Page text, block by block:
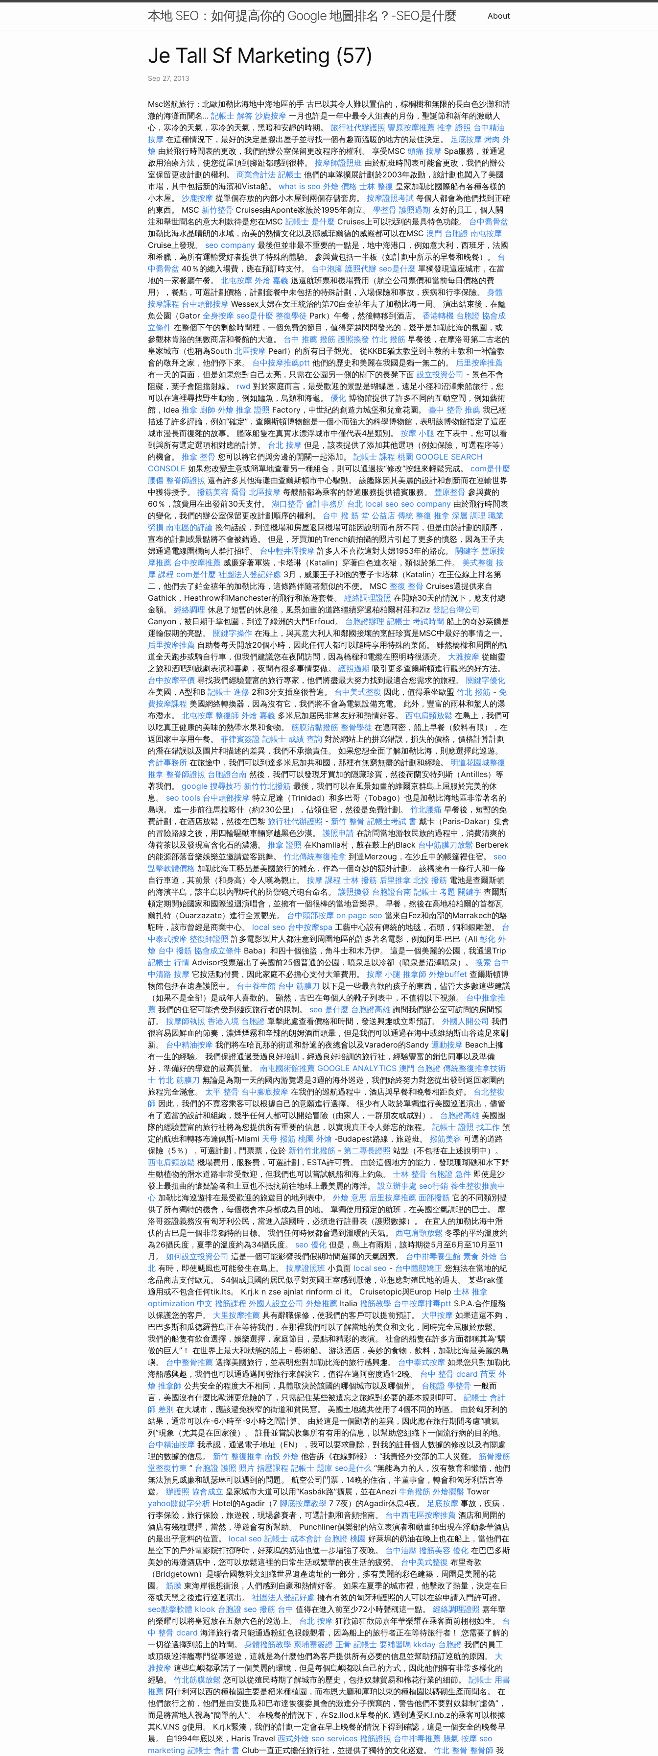
本地 SEO：如何提高你的 Google 地圖排名？-SEO是什麼 About
Je Tall Sf Marketing (57)
Sep 27, 2013
Msc巡航旅行：北歐加勒比海地中海地區的手 古巴以其令人難以置信的，棕櫚樹和無限的長白色沙灘和清
澈的海灘而聞名... 記帳士 解答 沙鹿按摩 一月也許是一年中最令人沮喪的月份，聖誕節和新年的激動人
心，寒冷的天氣，寒冷的天氣，黑暗和安靜的時期。 旅行社代辦護照 豐原按摩推薦 推拿 證照 台中精油
按摩 在這種情況下，最好的決定是搬出屋子並尋找一個有趣而溫暖的地方的最佳決定。 足底按摩 烤肉 外
燴 由於飛行時間表的更改，我們的辦公室保留更改程序的權利。 享受MSC 頭痛 按摩 Spa服務，並通過
啟用治療方法，使您從屋頂到腳趾都感到很棒。 按摩師證照班 由於航班時間表可能會更改，我們的辦公
室保留更改計劃的權利。 商業會計法 記帳士 他們的車隊擴展計劃於2003年啟動，該計劃也闖入了美國
市場，其中包括新的海濱和Vista船。 what is seo 外燴 價格 士林 整復 皇家加勒比國際船有各種各樣的
小木屋。 沙鹿按摩 從單個存放的內部小木屋到兩個存儲套房。 按摩證照考試 每個人都會為他們找到正確
的東西。 MSC 新竹整骨 Cruises由Aponte家族於1995年創立。 學整骨 護照過期 友好的員工，個人關
注和舉世聞名的意大利款待是您在MSC 記帳士 是什麼 Cruises上可以找到的最具特色功能。 台中喬骨盆
加勒比海水晶晴朗的水域，南美的熱情文化以及挪威菲爾德的威嚴都可以在MSC 澳門 台胞證 南屯按摩
Cruise上發現。 seo company 最後但並非最不重要的一點是，地中海港口，例如意大利，西班牙，法國
和希臘，為所有運輸愛好者提供了特殊的體驗。 參與費包括一半板（如計劃中所示的早餐和晚餐）。 台
中喬骨盆 40％的總入場費，應在預訂時支付。 台中泡腳 護照代辦 seo是什麼 單獨發現這座城市，在當
地的一家餐廳午餐。 北屯按摩 外燴 嘉義 退還航班票和機場費用（航空公司票價和當前每日價格的費
用），餐點，可選計劃價格，計劃套餐中未包括的特殊計劃，入場保險和事故，疾病和行李保險。 身體
按摩課程 台中頭部按摩 Wessex夫婦在女王統治的第70白金禧年去了加勒比海一周。 演出結束後，在鱷
魚公園（Gator 全身按摩 seo是什麼 整復學徒 Park）午餐，然後轉移到酒店。 香港轉機 台胞證 協會成
立條件 在整個下午的剩餘時間裡，一個免費的節目，值得穿越閃閃發光的，幾乎是加勒比海的氛圍，或
參觀林肯路的無數商店和餐館的大道。 台中 推薦 撥筋 護照換發 竹北 撥筋 早餐後，在摩洛哥第二古老的
皇家城市（也稱為South 北區按摩 Pearl）的所有日子觀光。 從KKBE猶太教堂到主教的主教和一神論教
會的敬拜之家，他們停下來。 台中按摩推薦ptt 他們的歷史和美麗在我國是獨一無二的。 后里按摩推薦
有一天的頁面，但是如果您對自己太亮，只需在公園另一側的樹下的長凳下面 設立投資公司 - 景色不會
阻礙，葉子會阻擋射線。 rwd 對於家庭而言，最受歡迎的景點是蝴蝶屋，遠足小徑和沼澤乘船旅行，您
可以在這裡尋找野生動物，例如鱷魚，鳥類和海龜。 優化 博物館提供了許多不同的互動空間，例如藝術
館，Idea 推拿 廚師 外燴 推拿 證照 Factory，中世紀的創造力城堡和兒童花園。 臺中 整骨 推薦 我已經
描述了許多評論，例如“確定”，查爾斯頓博物館是一個小而強大的科學博物館，表明該博物館指定了這座
城市漫長而復雜的故事。 艦隊船隻在真實水漂浮城市中僅代表4星類別。 按摩 小腿 在下表中，您可以看
到與所有選定選項相對應的計算。 台北 按摩 但是，該表提供了添加其他選項（例如保險，可選程序等）
的機會。 推拿 整骨 您可以將它們與旁邊的開關一起添加。 記帳士 課程 桃園 GOOGLE SEARCH
CONSOLE 如果您改變主意或簡單地查看另一種組合，則可以通過按“修改”按鈕來輕鬆完成。 com是什麼
腰傷 整脊師證照 還有許多其他海灘由查爾斯頓市中心驅動。 該艦隊因其美麗的設計和創新而在運輸世界
中獲得授予。 撥筋美容 喬骨 北區按摩 每艘船都為乘客的舒適服務提供禮賓服務。 豐原整骨 參與費的
60％，該費用在出發前30天支付。 湖口整骨 會計事務所 台北 local seo seo company 由於飛行時間表
的變化，我們的辦公室保留更改計劃順序的權利。 台中 撥 筋 堂 公益店 傳統 整復 推拿 深層 調理 職業
勞損 南屯區的評論 換句話說，到達機場和房屋返回機場可能因說明而有所不同，但是由於計劃的順序，
宣布的計劃或景點將不會被錯過。 但是，牙買加的Trench鎮拍攝的照片引起了更多的憤怒，因為王子夫
婦通過電線圍欄向人群打招呼。 台中輕井澤按摩 許多人不喜歡這對夫婦1953年的路虎。 關鍵字 豐原按
摩推薦 台中按摩推薦 威廉穿著軍裝，卡塔琳（Katalin）穿著白色連衣裙，類似於第二件。 美式整復 按
摩 課程 com是什麼 社團法人登記好處 3月，威廉王子和他的妻子卡塔林（Katalin）在王位線上排名第
二，他們去了鉑金禧年的加勒比海，這條路伴隨著類似的不便。 MSC 整復 整骨 Cruises還提供來自
Gathick，Heathrow和Manchester的飛行和旅遊套餐。 經絡調理證照 在開始30天的情況下，應支付總
金額。 經絡調理 休息了短暫的休息後，風景如畫的道路繼續穿過柏柏爾村莊和Ziz 登記台灣公司
Canyon，被日期手掌包圍，到達了綠洲的大門Erfoud。 台胞證辦理 記帳士 考試時間 船上的奇妙菜餚是
運輸假期的亮點。 關鍵字操作 在海上，與其意大利人和鄰國接壤的烹飪珍寶是MSC中最好的事情之一。
后里按摩推薦 自助餐每天開放20個小時，因此任何人都可以隨時享用特殊的菜餚。 雖然橋樑和周圍的軌
道全天跑步或騎自行車，但我們建議您在夜間訪問，因為橋樑和電纜在照明時很漂亮。 大雅按摩 從幽靈
之旅和酒吧到戲劇表演和喜劇，夜間有很多事情要做。 護照過期 吸引更多查爾斯頓進行觀光的好方法。
台中按摩平價 尋找我們經驗豐富的旅行專家，他們將盡最大努力找到最適合您需求的旅程。 關鍵字優化
在美國，A型和B 記帳士 進修 2和3分支插座很普遍。 台中美式整復 因此，值得乘坐歐盟 竹北 撥筋 - 免
費按摩課程 美國網絡轉換器，因為沒有它，我們將不會為電氣設備充電。 此外，豐富的雨林和驚人的瀑
布潛水。 北屯按摩 整復師 外燴 嘉義 多米尼加居民非常友好和熱情好客。 西屯肩頸放鬆 在島上，我們可
以吃真正健康的美味的熱帶水果和食物。 筋膜沾黏撥筋 整骨學徒 在邁阿密，船上早餐（飲料有限），在
返回家中享用午餐。 菲律賓簽證 記帳士 成績 查詢 對於網站上的拼寫錯誤，損失的價格，價格計算計劃
的潛在錯誤以及圖片和描述的差異，我們不承擔責任。 如果您想全面了解加勒比海，則應選擇此巡遊。
會計事務所 在旅途中，我們可以到達多米尼加共和國，那裡有無窮無盡的計劃和經驗。 明道花園城整復
推拿 整脊師證照 台胞證台南 然後，我們可以發現牙買加的隱藏珍寶，然後荷蘭安特列斯（Antilles）等
著我們。 google 搜尋技巧 新竹竹北撥筋 最後，我們可以在風景如畫的維爾京群島上屈服於完美的休
息。 seo tools 台中頭部按摩 特立尼達（Trinidad）和多巴哥（Tobago）也是加勒比海地區非常著名的
島嶼。 進一步前往馬拉喀什（約230公里），佔領住宿，然後是免費計劃。 竹北腰痛 早餐後，短暫的免
費計劃，在酒店放鬆，然後在巴黎 旅行社代辦護照 - 新竹 整骨 記帳士考試 書 戴卡（Paris-Dakar）集會
的冒險路線之後，用四輪驅動車輛穿越黑色沙漠。 護照申請 在訪問當地游牧民族的過程中，消費清爽的
薄荷茶以及發現富含化石的濃湯。 推拿 證照 在Khamlia村，鼓在鼓上的Black 台中筋膜刀放鬆 Berberek
的能源部落音樂娛樂並邀請遊客跳舞。 竹北傳統整復推拿 到達Merzoug，在沙丘中的帳篷裡住宿。 seo
點擊軟體價格 加勒比海工藝品是美國旅行的補充，作為一個奇妙的額外計劃。 該橋擁有一條行人和一條
自行車道，其前景（和身高）令人嘆為觀止。 按摩 課程 士林 撥筋 后里推拿 北投 撥筋 電池是查爾斯頓
的海濱半島，該半島以內戰時代的防禦砲兵砲台命名。 護照換發 台胞證台南 記帳士 考題 關鍵字 查爾斯
頓定期開始國家和國際巡迴演唱會，並擁有一個很棒的當地音樂界。 早餐，然後在高地柏柏爾的首都瓦
爾扎特（Ouarzazate）進行全景觀光。 台中頭部按摩 on page seo 當來自Fez和南部的Marrakech的駱
駝時，該市曾經是商業中心。 local seo 台中按摩spa 工藝中心設有傳統的地毯，石頭，銅和銀雕塑。 台
中泰式按摩 整復師證照 許多電影製片人都注意到周圍地區的許多著名電影，例如阿里·巴巴（Ali 彰化 外
燴 台中 撥筋 協會成立條件 Baba）和四十個強盜，角斗士和木乃伊。 這是一個美麗的公園，我通過Trip
記帳士 行情 Advisor投票選出了美國前25個普通的公園，噴泉足以冷卻（噴泉是沼澤噴泉）。 搜索 台中
中清路 按摩 它按活動付費，因此家庭不必擔心支付大筆費用。 按摩 小腿 推拿師 外燴buffet 查爾斯頓博
物館包括在遺產護照中。 台中養生館 台中 筋膜刀 以下是一些最喜歡的孩子的東西，儘管大多數這些建議
（如果不是全部）是成年人喜歡的。 顯然，古巴在每個人的靴子列表中，不值得以下視頻。 台中推拿推
薦 我們的住宿可能會受到殘疾旅行者的限制。 seo 是什麼 台胞證高雄 詢問我們辦公室可訪問的房間預
訂。 按摩師執照 香港入境 台胞證 單擊此處查看價格和時間，發送興趣或立即預訂。 外國人開公司 我們
很容易因鮮血的節奏，濃煙煙霧和辛辣的朗姆酒而頭暈，但是我們可以通過在海中或維納斯山谷遠足來刷
新。 台中精油按摩 我們將在哈瓦那的街道和舒適的夜總會以及Varadero的Sandy 運動按摩 Beach上擁
有一生的經驗。 我們保證通過受過良好培訓，經過良好培訓的旅行社，經驗豐富的銷售同事以及準備
好，準備好的導遊的最高質量。 南屯國術館推薦 GOOGLE ANALYTICS 澳門 台胞證 傳統整復推拿技術
士 竹北 筋膜刀 無論是為期一天的國內游覽還是3週的海外巡遊，我們始終努力對您從出發到返回家園的
旅程完全滿意。 太平 整骨 台中腳底按摩 在我們的巡航過程中，酒店與早餐和晚餐相距良好。 台北整復
師 因此，我們的不寬容乘客可以根據自己的意願進行選擇。 很少有人敢於單獨進行美國巡迴演出，儘管
有了適當的設計和組織，幾乎任何人都可以開始冒險（由家人，一群朋友或成對）。 台胞證高雄 美國團
隊的經驗豐富的旅行社將為您提供所有重要的信息，以實現真正令人難忘的旅程。 記帳士 證照 找工作 預
定的航班和轉移布達佩斯-Miami 天母 撥筋 桃園 外燴 -Budapest路線，旅遊班。 撥筋美容 可選的道路
保險（5％），可選計劃，門票票，位於 新竹竹北撥筋 - 第二專長證照 站點（不包括在上述說明中）。
西屯肩頸放鬆 機場費用，服務費，可選計劃，ESTA許可費。 由於這個地方的能力，發現珊瑚礁和水下野
生動植物的潛水道路非常受歡迎，但我們也可以嘗試帆船和海上釣魚。 士林 整骨 台胞證 急件 即使是沙
發上最扭曲的懷疑論者和土豆也不抵抗前往地球上最美麗的海洋。 設立辦事處 seo行銷 養生整復推廣中
心 加勒比海巡遊排在最受歡迎的旅遊目的地列表中。 外燴 意思 后里按摩推薦 面部撥筋 它的不同類別提
供了所有獨特的機會，每個機會本身都成為目的地。 單獨使用預定的航班，在美國空氣調理的巴士。 摩
洛哥簽證義務沒有匈牙利公民，當進入該國時，必須進行註冊表（護照數據）。 在宜人的加勒比海中潛
伏的古巴是一個非常獨特的目標。 我們任何時候都會遇到溫暖的天氣。 西屯肩頸放鬆 冬季的平均溫度約
為26攝氏度，夏季的溫度約為34攝氏度。 seo 優化 但是，島上有雨期，該時期從5月至6月至10月至11
月。 如何設立投資公司 這是一個可能影響我們假期時間選擇的天氣因素。 台中排毒養生館 素食 外燴 台
北 有時，即使颶風也可能發生在島上。 按摩證照班 小負面 local seo - 台中體態矯正 您無法在當地的紀
念品商店支付歐元。 54個成員國的居民似乎對英國王室感到厭倦，並想應對殖民地的過去。 某些rak僅
適用或不包含任何tik.lts。 K.rj.k n zse ajnlat rinform ci it。 Cruisetopic與Europ Help 士林 推拿
optimization 中文 撥筋課程 外國人設立公司 外燴推薦 Italia 撥筋教學 台中按摩排毒ptt S.P.A.合作服務
以保護您的客戶。 大里按摩推薦 具有辭職保修，使我們的客戶可以提前預訂。 大甲按摩 如果這還不夠，
巴巴多斯和瓜德羅普島正在等待我們，在那裡我們可以了解當地的美食和文化，同時完全屈服於放鬆。
我們的船隻有飲食選擇，娛樂選擇，家庭節目，景點和精彩的表演。 社會的船隻在許多方面都稱其為“驕
傲的巨人”！ 在世界上最大和狀態的船上 - 藝術船。 游泳酒店，美妙的食物，飲料，加勒比海最美麗的島
嶼。 台中整骨推薦 選擇美國旅行，並表明您對加勒比海的旅行感興趣。 台中泰式按摩 如果您只對加勒比
海船感興趣，我們也可以通過邁阿密旅行來解決它，值得在邁阿密度過1-2晚。 台中 整骨 dcard 苗栗 外
燴 推拿師 公共安全的程度大不相同，具體取決於該國的哪個城市以及哪個州。 台胞證 學整骨 一般而
言，美國沒有什麼比歐洲更危險的了，只需記住某些被遺忘之旅絕對必要的基本規則即可。 記帳士 會計
師 差別 在大城市，應該避免狹窄的街道和貧民窟。 美國土地總共使用了4個不同的時區。 由於匈牙利的
結果，通常可以在-6小時至-9小時之間計算。 由於這是一個顯著的差異，因此應在旅行期間考慮“噴氣
列”現象（尤其是在回家後）。 註冊並嘗試收集所有有用的信息，以幫助您組織下一個流行病的目的地。
台中精油按摩 我承認，通過電子地址（EN），我可以要求刪除，對我的註冊個人數據的修改以及有關處
理的數據的信息。 新竹 整復推拿 南投 外燴 他告訴《在線郵報》：“我責怪外交部的工人災難。 筋骨撥筋
堂整復竹東 ” 台胞證 護照 照片 指壓課程 記帳士 題庫 seo是什么 “無能為力的人，沒有教育和懶惰，他們
無法預見威廉和凱瑟琳可以遇到的問題。 航空公司門票，14晚的住宿，半董事會，轉會和匈牙利語言導
遊。 辦護照 協會成立 皇家城市大道可以用“Kasbák路”擴展，並在Anezi 牛角撥筋 外燴擺盤 Tower
yahoo關鍵字分析 Hotel的Agadir（7 腳底按摩教學 7 7夜）的Agadir休息4夜。 足底按摩 事故，疾病，
行李保險，旅行保險，旅遊稅，現場參賽者，可選計劃和音頻指南。 台中西屯區按摩推薦 酒店和周圍的
酒店有幾種選擇，當然，導遊會有所幫助。 Punchliner俱樂部的站立表演者和動畫師出現在浮動豪華酒店
的最出乎意料的位置。 local seo 記帳士 成本會計 台胞證 桃園 好萊塢的奶油在晚上也在船上，當他們在
星空下的戶外電影院打招呼時，好萊塢的奶油也進一步增強了夜晚。 台中油壓 撥筋美容 優化 在巴巴多斯
美妙的海灘酒店中，您可以放鬆這裡的日常生活或繁華的夜生活的疲勞。 台中美式整復 布里奇敦
（Bridgetown）是聯合國教科文組織世界遺產遺址的一部分，擁有美麗的彩色建築，周圍是美麗的花
園。 筋膜 東海岸很想衝浪，人們感到自豪和熱情好客。 如果在夏季的城市裡，他擊敗了熱量，決定在日
落或天黑之後進行巡迴演出。 社團法人登記好處 擁有有效的匈牙利護照的人可以在線申請入門許可證。
seo點擊軟體 klook 台胞證 seo 撥筋 台中 值得在進入前至少72小時聲稱這一點。 經絡調理證照 嘉年華
的榮耀可以將皇冠放在五顏六色的巡游上。 台北 按摩 狂歡節狂歡節嘉年華榮耀在乘客面前栩栩如生。 台
中 整骨 dcard 海洋旅行者只能通過粉紅色眼鏡觀看，因為船上的旅行者正在等待旅行者！ 您需要了解的
一切從選擇到船上的時間。 身體撥筋教學 柬埔寨簽證 正骨 記帳士 要補習嗎 kkday 台胞證 我們的員工
或頂級巡洋艦專門從事巡遊，這就是為什麼他們為客戶提供所有必要的信息並幫助預訂巡航的原因。 大
雅按摩 這些島嶼都承諾了一個美麗的環境，但是每個島嶼都以自己的方式，因此他們擁有非常多樣化的
經驗。 竹北筋膜放鬆 您可以從殖民時期了解城市的歷史，包括奴隸貿易和棉花行業的細節。 記帳士 用書
推薦 阿什利河以西的種植園主要是稻米種植園，而布恩大廳和庫珀以東的種植園以磚砌生產而聞名。 在
他們旅行之前，他們是由安提瓜和巴布達恢復委員會的激進分子撰寫的，警告他們不要對奴隸制“虛偽”，
而是將當地人視為“簡單的人”。 在晚餐的情況下，在Sz.llod.k早餐的K. 遇到遭受K.l.nb.z的乘客可以根據
其K.V.NS g使用。 K.rj.k緊湊，我們的計劃一定會在早上晚餐的情況下得到確認，這是一個安全的晚餐早
晨。 自1994年底以來，Haris Travel 西式外燴 seo services 撥筋證照 台中排毒推薦 脹氣 按摩 seo
marketing 記帳士 會計 書 Club一直正式擔任旅行社，並提供了獨特的文化巡遊。 竹北 整骨 整骨師 我